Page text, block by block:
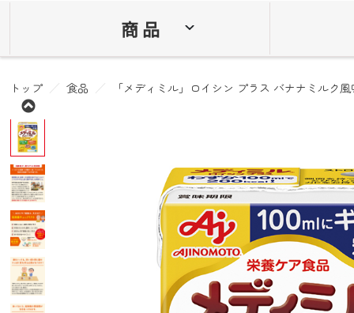
商 品
トップ 食品 「メディミル」ロイシン プラス バナナミルク